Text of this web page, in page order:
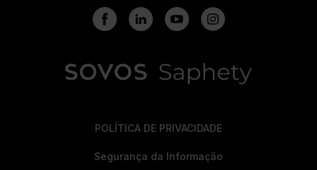
POLÍTICA DE PRIVACIDADE
Segurança da Informação